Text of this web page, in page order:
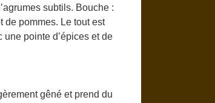
subtils. Bouche :
de pommes. Le tout est
pointe d’épices et de
gêné et prend du